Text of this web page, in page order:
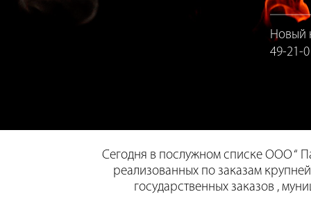
Новый
49-21-
Сегодня в послужном списке ООО “
реализованных по заказам
государственных заказов ,